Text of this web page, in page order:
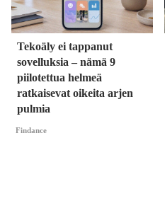
Tekoäly ei tappanut
sovelluksia – nämä 9
piilotettua helmeä
ratkaisevat oikeita arjen
pulmia
Findance